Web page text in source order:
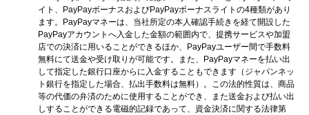
イト、PayPayボーナスおよびPayPayボーナスライトの4種類があり
ます。PayPayマネーは、当社所定の本人確認手続きを経て開設した
PayPayアカウントへ入金した金額の範囲内で、提携サービスや加盟
店での決済に用いることができるほか、PayPayユーザー間で手数料
無料にて送金や受け取りが可能です。また、PayPayマネーを払い出
して指定した銀行口座からに入金することもできます（ジャパンネッ
ト銀行を指定した場合、払出手数料は無料）。この法的性質は、商品
等の代価の弁済のために使用することができ、また送金および払い出
しすることができる電磁的記録であって、資金決済に関する法律第